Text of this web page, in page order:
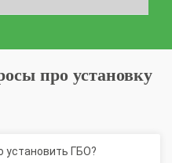
про установку